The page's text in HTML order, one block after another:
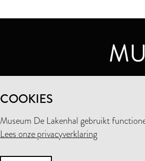
COOKIES
Museum De Lakenhal gebruikt
Lees onze privacyverklaring
MUSEUM DE LAKENHAL
OUDE SINGEL 32
+31 (0)71 5165360